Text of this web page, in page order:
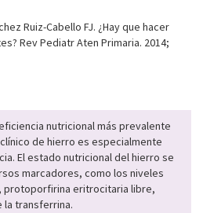
Ruiz-Cabello FJ. ¿Hay que hacer
Rev Pediatr Aten Primaria. 2014;
nutricional más prevalente
de hierro es especialmente
El estado nutricional del hierro se
marcadores, como los niveles
protoporfirina eritrocitaria libre,
transferrina.